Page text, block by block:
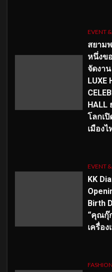
EVENT
สยาม
หนึ่งขอ
จัดงาน
LUXE
HALL
โลกเ
เมืองไ
EVENT
KK
Birth
“คุณกุ๊
เครื่อ
FASHION